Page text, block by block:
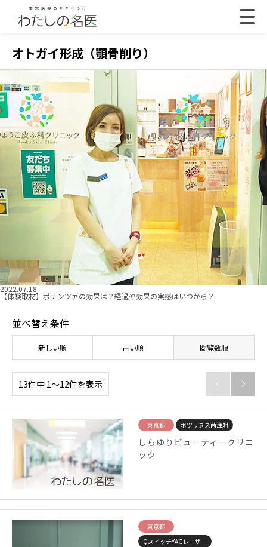
オトガイ形成（顎骨削り）
2022.07.18
【体験取材】ポテンツァの効果は？経過や効果の実感はいつから？
並べ替え条件
新しい順 古い順 閲覧数順
13件中 1〜12件を表示  
東京都 ボツリヌス菌注射
しらゆりビューティークリニ
ック
東京都
QスイッチYAGレーザー